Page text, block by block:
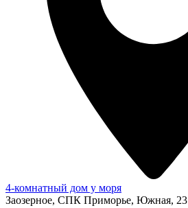
4-комнатный дом у моря
Заозерное, СПК Приморье, Южная, 23